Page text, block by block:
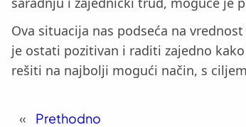
Ova situacija nas podseća na
je ostati pozitivan i raditi zajedno
rešiti na najbolji mogući način, s
« Prethodno